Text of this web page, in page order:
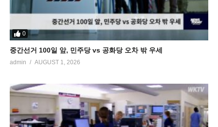
0
중간선거 100일 앞, 민주당 vs 공화당 오차 밖 우세
admin AUGUST 1, 2026